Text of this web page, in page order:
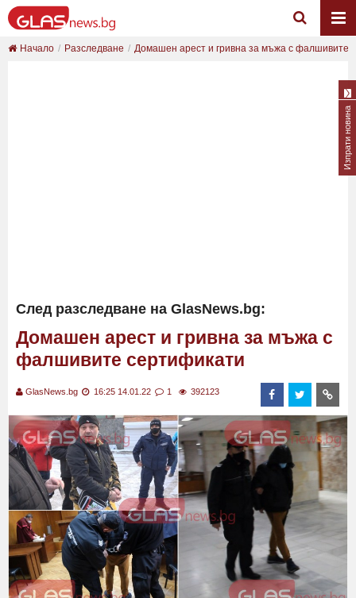
Начало Разследване Домашен арест и гривна за мъжа с фалшивите
След разследване на GlasNews.bg:
Домашен арест и гривна за мъжа с
фалшивите сертификати
GlasNews.bg 16:25 14.01.22 1 392123
Изпрати новина